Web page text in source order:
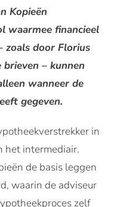
Kopieën
waarmee financieel
zoals door Florius
– kunnen
wanneer de
gegeven.
in
het intermediair.
de basis leggen
waarin de adviseur
zelf